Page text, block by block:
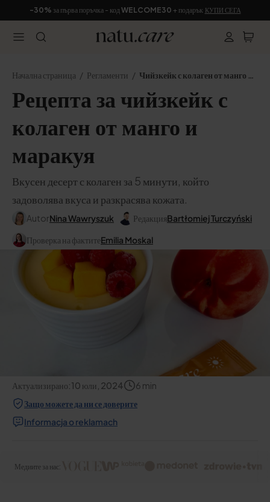
-30% за първа поръчка - код WELCOME30 + подарък КУПИ СЕГА
Начална страница Регламенти Чийзкейк с колаген от манго и маракуя
Рецепта за чийзкейк с
колаген от манго и
маракуя
Вкусен десерт с колаген за 5 минути, който
задоволява вкуса и разкрасява кожата.
AutorNina Wawryszuk РедакцияBartłomiej Turczyński
Проверка на фактитеEmilia Moskal
Актуализирано:10 юли, 2024 6 min
Защо можете да ни се доверите
Informacja o reklamach
Медиите за нас: